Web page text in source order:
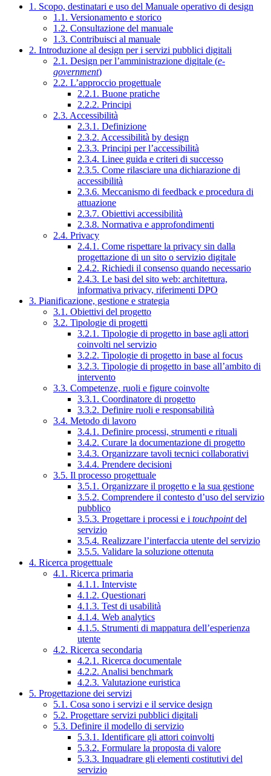
1. Scopo, destinatari e uso del Manuale operativo di design
1.1. Versionamento e storico
1.2. Consultazione del manuale
1.3. Contribuisci al manuale
2. Introduzione al design per i servizi pubblici digitali
2.1. Design per l’amministrazione digitale (e-
government)
2.2. L’approccio progettuale
2.2.1. Buone pratiche
2.2.2. Principi
2.3. Accessibilità
2.3.1. Definizione
2.3.2. Accessibilità by design
2.3.3. Principi per l’accessibilità
2.3.4. Linee guida e criteri di successo
2.3.5. Come rilasciare una dichiarazione di
accessibilità
2.3.6. Meccanismo di feedback e procedura di
attuazione
2.3.7. Obiettivi accessibilità
2.3.8. Normativa e approfondimenti
2.4. Privacy
2.4.1. Come rispettare la privacy sin dalla
progettazione di un sito o servizio digitale
2.4.2. Richiedi il consenso quando necessario
2.4.3. Le basi del sito web: architettura,
informativa privacy, riferimenti DPO
3. Pianificazione, gestione e strategia
3.1. Obiettivi del progetto
3.2. Tipologie di progetti
3.2.1. Tipologie di progetto in base agli attori
coinvolti nel servizio
3.2.2. Tipologie di progetto in base al focus
3.2.3. Tipologie di progetto in base all’ambito di
intervento
3.3. Competenze, ruoli e figure coinvolte
3.3.1. Coordinatore di progetto
3.3.2. Definire ruoli e responsabilità
3.4. Metodo di lavoro
3.4.1. Definire processi, strumenti e rituali
3.4.2. Curare la documentazione di progetto
3.4.3. Organizzare tavoli tecnici collaborativi
3.4.4. Prendere decisioni
3.5. Il processo progettuale
3.5.1. Organizzare il progetto e la sua gestione
3.5.2. Comprendere il contesto d’uso del servizio
pubblico
3.5.3. Progettare i processi e i touchpointdel
servizio
3.5.4. Realizzare l’interfaccia utente del servizio
3.5.5. Validare la soluzione ottenuta
4. Ricerca progettuale
4.1. Ricerca primaria
4.1.1. Interviste
4.1.2. Questionari
4.1.3. Test di usabilità
4.1.4. Web analytics
4.1.5. Strumenti di mappatura dell’esperienza
utente
4.2. Ricerca secondaria
4.2.1. Ricerca documentale
4.2.2. Analisi benchmark
4.2.3. Valutazione euristica
5. Progettazione dei servizi
5.1. Cosa sono i servizi e il service design
5.2. Progettare servizi pubblici digitali
5.3. Definire il modello di servizio
5.3.1. Identificare gli attori coinvolti
5.3.2. Formulare la proposta di valore
5.3.3. Inquadrare gli elementi costitutivi del
servizio